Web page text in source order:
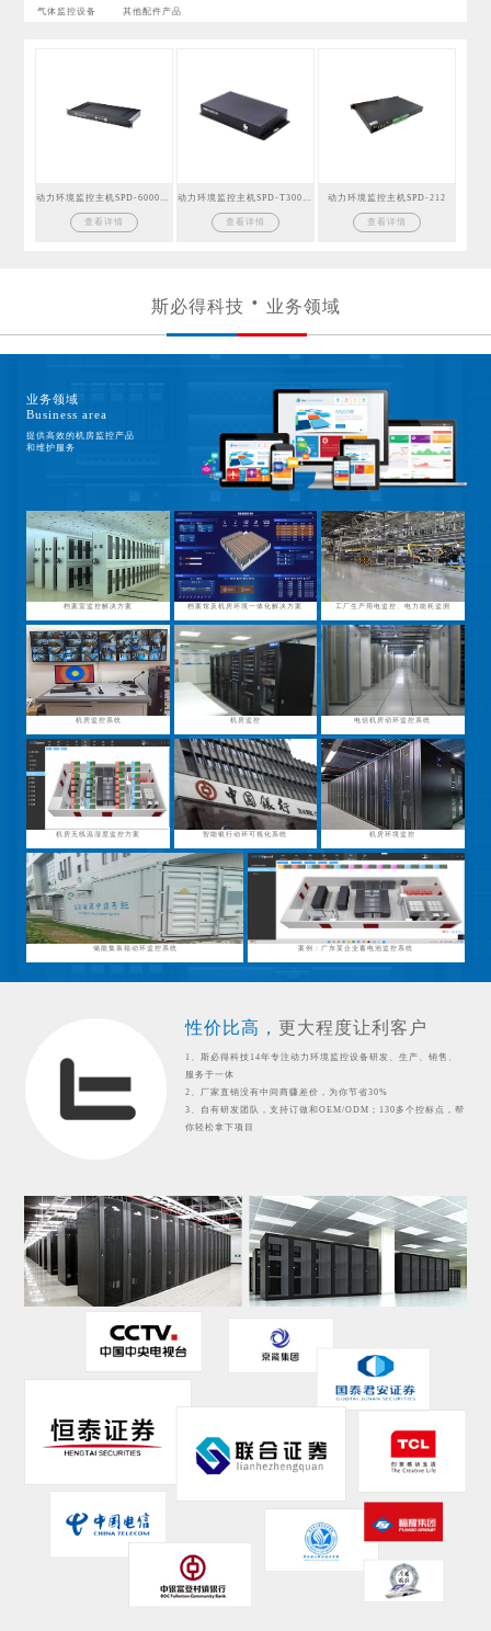
气体监控设备 其他配件产品
查看详情 查看详情
动力环境监控主机SPD-212
查看详情
斯必得科技 业务领域
业务领域
Business area
提供高效的机房监控产品
和维护服务
档案室监控解决方案 档案馆及机房环境一体化解决方案 工厂生产用电监控、电力能耗监测
机房监控系统 机房监控 电信机房动环监控系统
机房无线温湿度监控方案 智能银行动环可视化系统 机房环境监控
储能集装箱动环监控系统 案例：广东某企业蓄电池监控系统
性价比高， 更大程度让利客户
1、斯必得科技14年专注动力环境监控设备研发、生产、销售、
服务于一体
2、厂家直销没有中间商赚差价，为你节省30%
3、自有研发团队，支持订做和OEM/ODM；130多个控标点，帮
你轻松拿下项目